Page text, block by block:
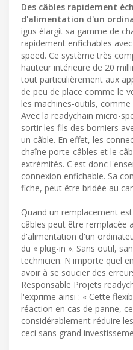
Des câbles rapidement
d'alimentation d'un
igus élargit sa gamme de
rapidement enfichables
speed. Ce système très
hauteur intérieure de 20
tout particulièrement aux
de peu de place comme le
les machines-outils,
Avec la readychain micro-
sortir les fils des borniers
un câble. En effet, les
chaîne porte-câbles et le
extrémités. C'est donc
connexion enfichable. Sa
fiche, peut être bridée au
Quand un remplacement
câbles peut être remplacée
d'alimentation d'un
du « plug-in ». Sans outil,
technicien. N'importe quel
avoir à se soucier des
Responsable Projets
l'exprime ainsi : « Cette
réaction en cas de panne,
considérablement réduire
ceci sans grand